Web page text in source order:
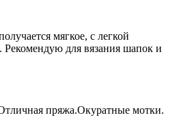
мягкое, с легкой
для вязания шапок и
пряжа.Окуратные мотки.